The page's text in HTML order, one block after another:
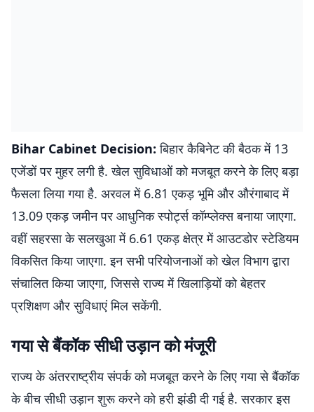
Bihar Cabinet Decision: बिहार कैबिनेट की बैठक में 13
एजेंडों पर मुहर लगी है. खेल सुविधाओं को मजबूत करने के लिए बड़ा
फैसला लिया गया है. अरवल में 6.81 एकड़ भूमि और औरंगाबाद में
13.09 एकड़ जमीन पर आधुनिक स्पोर्ट्स कॉम्प्लेक्स बनाया जाएगा.
वहीं सहरसा के सलखुआ में 6.61 एकड़ क्षेत्र में आउटडोर स्टेडियम
विकसित किया जाएगा. इन सभी परियोजनाओं को खेल विभाग द्वारा
संचालित किया जाएगा, जिससे राज्य में खिलाड़ियों को बेहतर
प्रशिक्षण और सुविधाएं मिल सकेंगी.
गया से बैंकॉक सीधी उड़ान को मंजूरी
राज्य के अंतरराष्ट्रीय संपर्क को मजबूत करने के लिए गया से बैंकॉक
के बीच सीधी उड़ान शुरू करने को हरी झंडी दी गई है. सरकार इस